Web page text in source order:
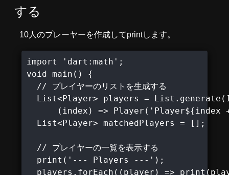
する
10人のプレーヤーを作成してprintします。
import 'dart:math';
void main() {
  // プレイヤーのリストを生成する
List<Player> players =
(index) => Player('Player${index
  List<Player> matchedPlayers = [];
  // プレイヤーの一覧を表示する
  print('--- Players ---');
players.forEach((player) =>